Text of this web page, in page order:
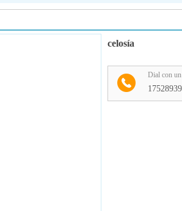
celosía
Dial con